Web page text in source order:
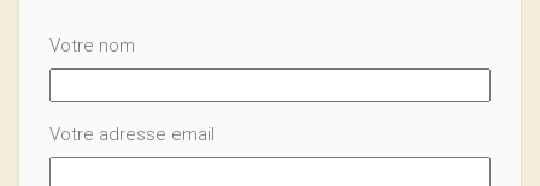
Votre nom
Votre adresse email